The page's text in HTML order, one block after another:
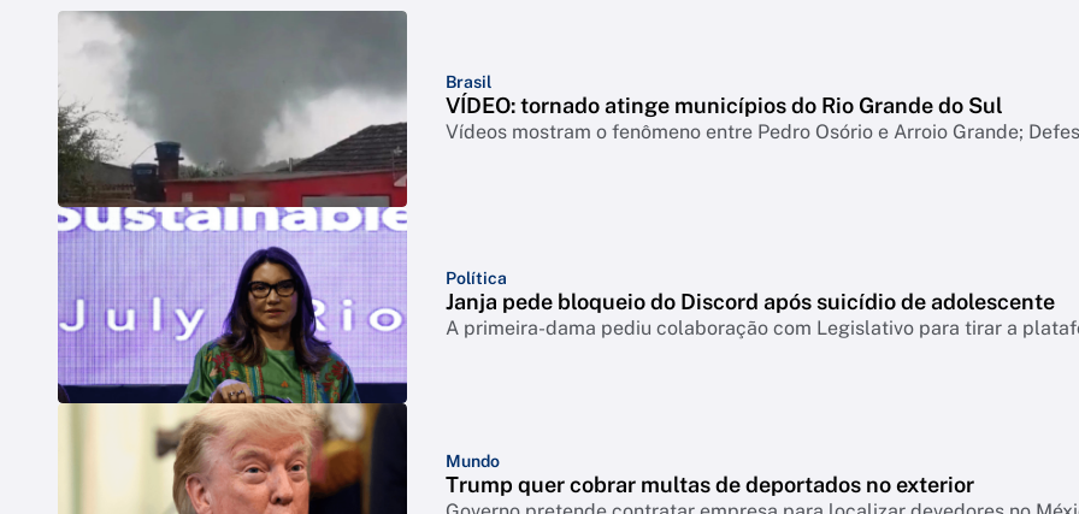
Brasil
VÍDEO: tornado atinge municípios do Rio Grande do Sul
Vídeos mostram o fenômeno entre Pedro Osório e Arroio Grande;
Política
Janja pede bloqueio do Discord após suicídio de adolescente
A primeira-dama pediu colaboração com Legislativo para tirar a
Mundo
Trump quer cobrar multas de deportados no exterior